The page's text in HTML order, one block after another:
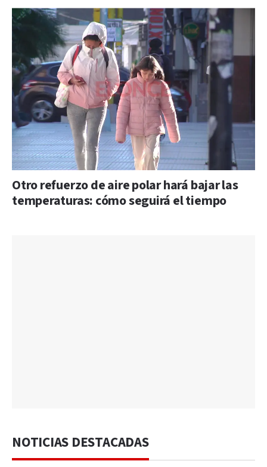
Otro refuerzo de aire polar hará bajar las
temperaturas: cómo seguirá el tiempo
NOTICIAS DESTACADAS